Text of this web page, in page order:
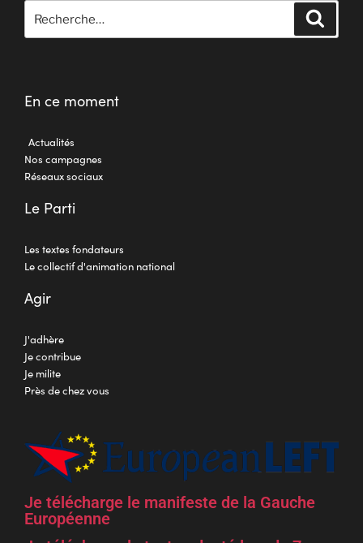
En ce moment
Actualités
Nos campagnes
Réseaux sociaux
Le Parti
Les textes fondateurs
Le collectif d'animation national
Agir
J'adhère
Je contribue
Je milite
Près de chez vous
Je télécharge le manifeste de la Gauche
Européenne